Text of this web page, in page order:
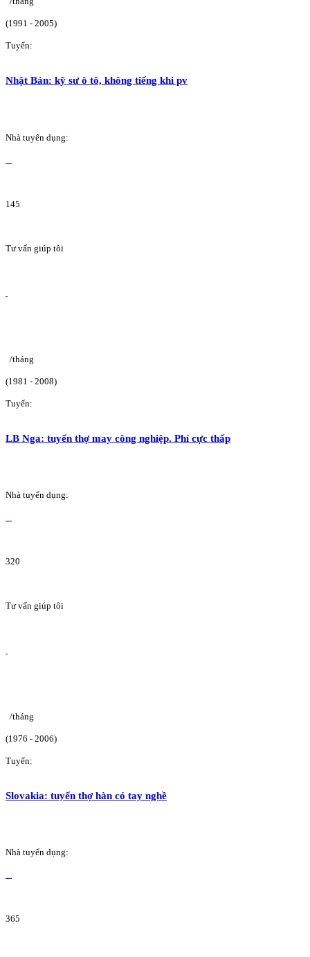
(1991 - 2005)
Tuyển:
Nhật Bản: kỹ sư ô tô, không tiếng khi pv
Nhà tuyển dụng:
145
Tư vấn giúp tôi
/tháng
(1981 - 2008)
Tuyển:
LB Nga: tuyển thợ may công nghiệp. Phí cực thấp
Nhà tuyển dụng:
320
Tư vấn giúp tôi
/tháng
(1976 - 2006)
Tuyển:
Slovakia: tuyển thợ hàn có tay nghề
Nhà tuyển dụng:
365